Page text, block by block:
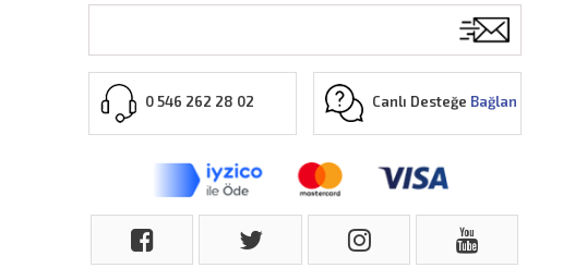
0 546 262 28 02 Canlı Desteğe Bağlan